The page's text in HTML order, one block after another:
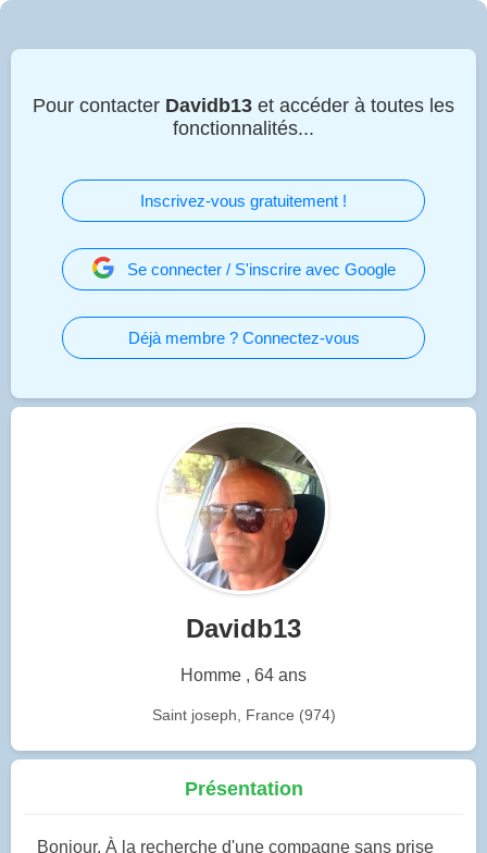
Pour contacter Davidb13 et accéder à toutes les
fonctionnalités...
Inscrivez-vous gratuitement !
Se connecter / S'inscrire avec Google
Déjà membre ? Connectez-vous
Davidb13
Homme , 64 ans
Saint joseph, France (974)
Présentation
Bonjour, À la recherche d'une compagne sans prise